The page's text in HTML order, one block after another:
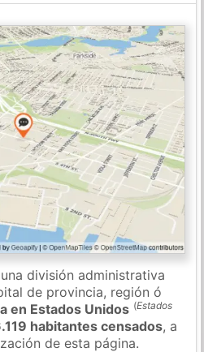
división administrativa
de provincia, región ó
en Estados Unidos (Estados
habitantes censados, a
de esta página.